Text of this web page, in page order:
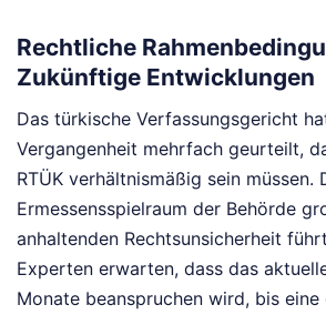
Rechtliche
Zukünftige Entwicklungen
Das türkische Verfassungsgericht
Vergangenheit mehrfach geurteilt,
RTÜK verhältnismäßig sein
Ermessensspielraum der Behörde
anhaltenden Rechtsunsicherheit
Experten erwarten, dass das
Monate beanspruchen wird, bis